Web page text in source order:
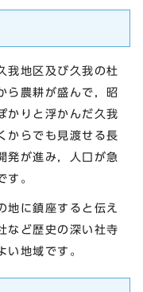
我地区及び久我の杜
ら農耕が盛んで，昭
かりと浮かんだ久我
からでも見渡せる長
発が進み，人口が急
す。
に鎮座すると伝え
など歴史の深い社寺
い地域です。